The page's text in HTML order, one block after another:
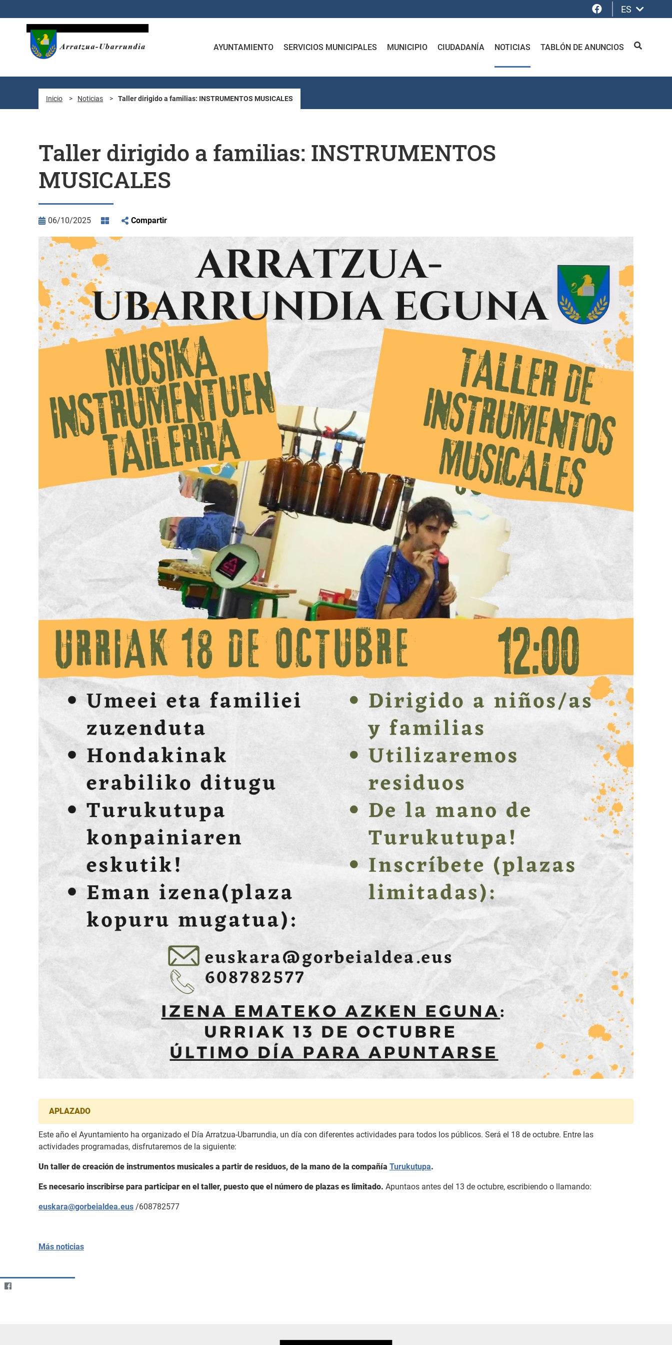
Facebook
ES
AYUNTAMIENTO SERVICIOS MUNICIPALES MUNICIPIO CIUDADANÍA NOTICIAS TABLÓN DE ANUNCIOS BUSCAR
Inicio > Noticias > Taller dirigido a familias: INSTRUMENTOS MUSICALES
Taller dirigido a familias: INSTRUMENTOS
MUSICALES
06/10/2025 Compartir
APLAZADO
Este año el Ayuntamiento ha organizado el Día Arratzua-Ubarrundia, un día con diferentes actividades para todos los públicos. Será el 18 de octubre. Entre las
actividades programadas, disfrutaremos de la siguiente:
Un taller de creación de instrumentos musicales a partir de residuos, de la mano de la compañía Turukutupa.
Es necesario inscribirse para participar en el taller, puesto que el número de plazas es limitado. Apuntaos antes del 13 de octubre, escribiendo o llamando:
euskara@gorbeialdea.eus /608782577
Más noticias